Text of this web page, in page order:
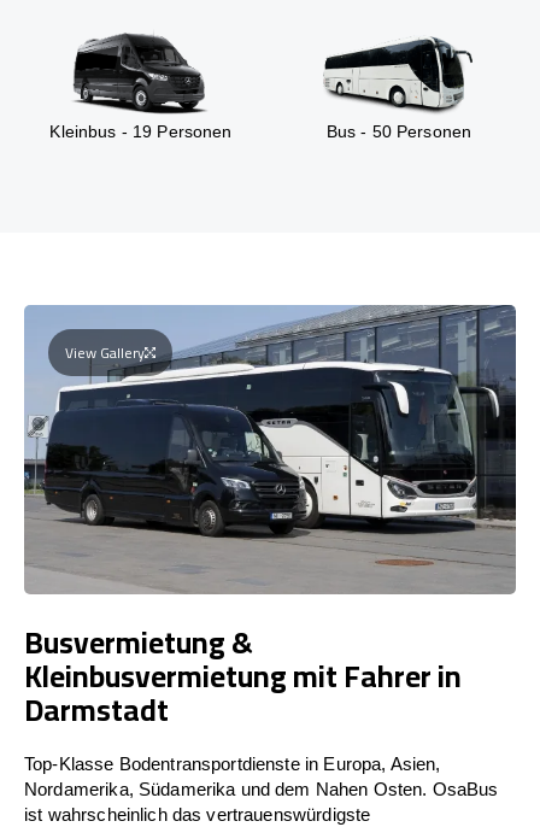
Kleinbus - 19 Personen Bus - 50 Personen
View Gallery
Busvermietung &
Kleinbusvermietung mit Fahrer in
Darmstadt
Top-Klasse Bodentransportdienste in Europa, Asien,
Nordamerika, Südamerika und dem Nahen Osten. OsaBus
ist wahrscheinlich das vertrauenswürdigste